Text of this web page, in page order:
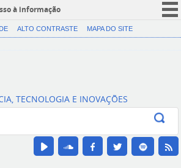
à informação
CORONAVÍRUS (COVID-19)
Canais
ALTO CONTRASTE MAPA DO SITE
TECNOLOGIA E INOVAÇÕES